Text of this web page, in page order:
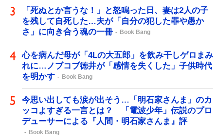
「死ぬとか言うな！」と怒鳴った日、妻は2人の子
を残して自死した…夫が「自分の犯した罪や愚か
さ」に向き合う魂の一冊
Book Bang
心を病んだ母が「4Lの大五郎」を飲み干しゲロまみ
れに…ノブコブ徳井が「感情を失くした」子供時代
を明かす
Book Bang
今思い出しても涙が出そう…「明石家さんま」のカ
ッコよすぎる一言とは？ 「電波少年」伝説のプロ
デューサーによる『人間・明石家さんま』評
Book Bang